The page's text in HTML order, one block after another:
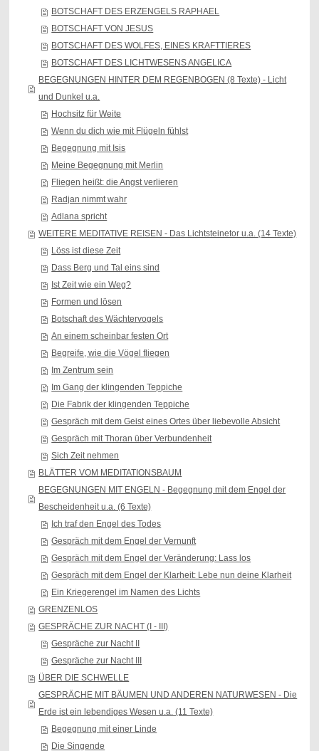
BOTSCHAFT DES ERZENGELS RAPHAEL
BOTSCHAFT VON JESUS
BOTSCHAFT DES WOLFES, EINES KRAFTTIERES
BOTSCHAFT DES LICHTWESENS ANGELICA
BEGEGNUNGEN HINTER DEM REGENBOGEN (8 Texte) - Licht
und Dunkel u.a.
Hochsitz für Weite
Wenn du dich wie mit Flügeln fühlst
Begegnung mit Isis
Meine Begegnung mit Merlin
Fliegen heißt: die Angst verlieren
Radjan nimmt wahr
Adlana spricht
WEITERE MEDITATIVE REISEN - Das Lichtsteinetor u.a. (14 Texte)
Löss ist diese Zeit
Dass Berg und Tal eins sind
Ist Zeit wie ein Weg?
Formen und lösen
Botschaft des Wächtervogels
An einem scheinbar festen Ort
Begreife, wie die Vögel fliegen
Im Zentrum sein
Im Gang der klingenden Teppiche
Die Fabrik der klingenden Teppiche
Gespräch mit dem Geist eines Ortes über liebevolle Absicht
Gespräch mit Thoran über Verbundenheit
Sich Zeit nehmen
BLÄTTER VOM MEDITATIONSBAUM
BEGEGNUNGEN MIT ENGELN - Begegnung mit dem Engel der
Bescheidenheit u.a. (6 Texte)
Ich traf den Engel des Todes
Gespräch mit dem Engel der Vernunft
Gespräch mit dem Engel der Veränderung: Lass los
Gespräch mit dem Engel der Klarheit: Lebe nun deine Klarheit
Ein Kriegerengel im Namen des Lichts
GRENZENLOS
GESPRÄCHE ZUR NACHT (I - III)
Gespräche zur Nacht II
Gespräche zur Nacht III
ÜBER DIE SCHWELLE
GESPRÄCHE MIT BÄUMEN UND ANDEREN NATURWESEN - Die
Erde ist ein lebendiges Wesen u.a. (11 Texte)
Begegnung mit einer Linde
Die Singende